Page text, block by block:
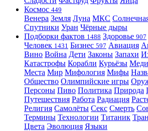
Космос 449
Венера Земля Луна МКС
Спутники Уран Чёрные дыры
Подборки фактов 1488 Здоровье 907
Человек 1431 Бизнес 597 Авиация
Вино Война Дети Законы Запахи
Катастрофы Корабли Курьёзы
Места Мир Мифология Мифы
Общество Олимпийские игры
Персоны Пиво Политика Природа
Путешествия Работа Радиация
Религия Самолёты Секс Смерть
Термины Технологии Титаник
Цвета Эволюция Языки